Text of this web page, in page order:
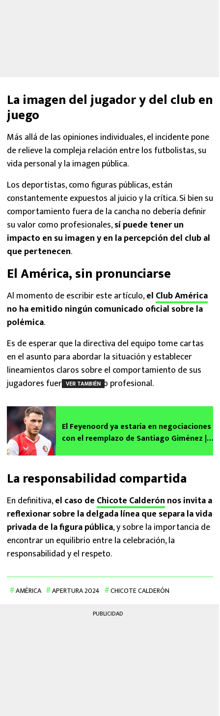
La imagen del jugador y del club en
juego
Más allá de las opiniones individuales, el incidente pone
de relieve la compleja relación entre los futbolistas, su
vida personal y la imagen pública.
Los deportistas, como figuras públicas, están
constantemente expuestos al juicio y la crítica. Si bien su
comportamiento fuera de la cancha no debería definir
su valor como profesionales,sí puede tener un
impacto en su imagen y en la percepción del club al
que pertenecen.
El América, sin pronunciarse
Al momento de escribir este artículo,el Club América
no ha emitido ningún comunicado oficial sobre la
polémica.
Es de esperar que la directiva del equipo tome cartas
en el asunto para abordar la situación y establecer
lineamientos claros sobre el comportamiento de sus
jugadores fuera del ámbito profesional.
VER TAMBIÉN
El Feyenoord ya estaría en negociaciones
con el reemplazo de Santiago Giménez |
La responsabilidad compartida
En definitiva,el caso de Chicote Calderón nos invita a
reflexionar sobre la delgada línea que separa la vida
privada de la figura pública, y sobre la importancia de
encontrar un equilibrio entre la celebración, la
responsabilidad y el respeto.
AMÉRICA APERTURA 2024 CHICOTE CALDERÓN
PUBLICIDAD